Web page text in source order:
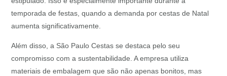
temporada de festas, quando a demanda por cestas de Natal
aumenta significativamente.
Além disso, a São Paulo Cestas se destaca pelo seu
compromisso com a sustentabilidade. A empresa utiliza
materiais de embalagem que são não apenas bonitos, mas